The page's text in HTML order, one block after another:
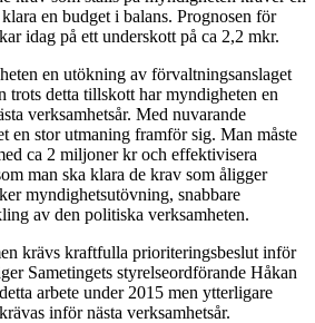
en budget i balans. Prognosen för
idag på ett underskott på ca 2,2 mkr.
en utökning av förvaltningsanslaget
trots detta tillskott har myndigheten en
verksamhetsår. Med nuvarande
en stor utmaning framför sig. Man måste
ca 2 miljoner kr och effektivisera
man ska klara de krav som åligger
myndighetsutövning, snabbare
av den politiska verksamheten.
krävs kraftfulla prioriteringsbeslut inför
Sametingets styrelseordförande Håkan
arbete under 2015 men ytterligare
inför nästa verksamhetsår.